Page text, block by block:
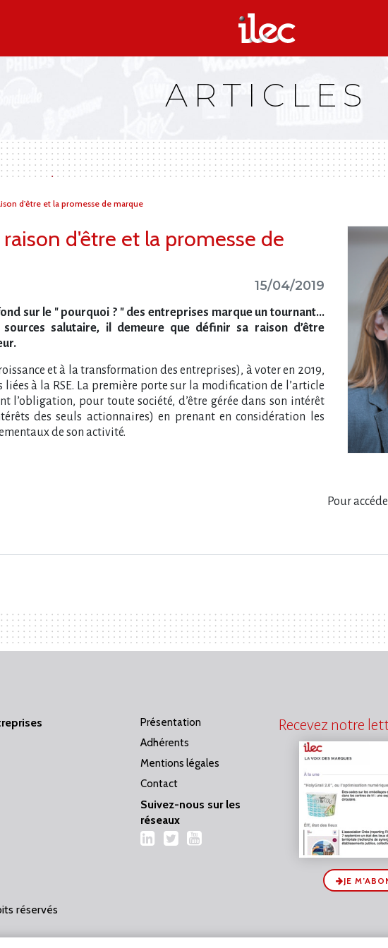
ARTICLES
d'être et la promesse de marque
raison d'être et la promesse de
15/04/2019
sur le " pourquoi ? " des entreprises marque un tournant...
salutaire, il demeure que définir sa raison d​‌’être
et à la transformation des entreprises), à voter en 2019,
à la RSE. La première porte sur la modification de l​‌’article
l​‌’obligation, pour toute société, d​‌’être gérée dans son intérêt
des seuls actionnaires) en prenant en considération les
de son activité.
Pour
Présentation
Adhérents
Mentions légales
Contact
Suivez-nous sur les
réseaux
LinkedIn
TwitterYouTube
Recevez notre
JE
réservés